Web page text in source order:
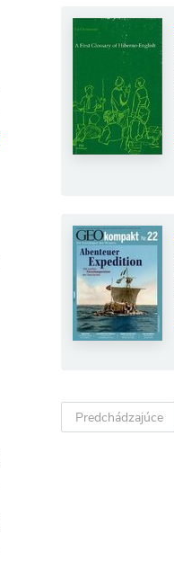
Predchádzajúce